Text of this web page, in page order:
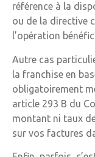
référence à la
ou de la directive
l’opération
Autre cas
la franchise en
obligatoirement
article 293 B du
montant ni taux
sur vos factures